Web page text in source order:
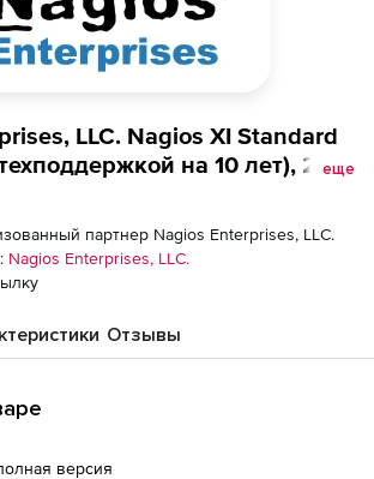
LLC. Nagios XI Standard
на 10 лет), 200
year
еще
партнер Nagios Enterprises, LLC.
Nagios Enterprises, LLC.
Отзывы
версия